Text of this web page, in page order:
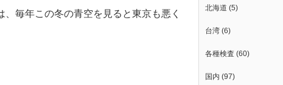
毎年この冬の青空を見ると東京も悪く
北海道 (5)
台湾 (6)
各種検査 (60)
国内 (97)